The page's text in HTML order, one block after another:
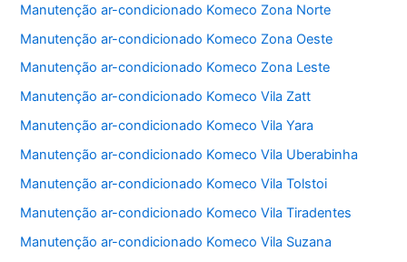
Manutenção ar-condicionado Komeco Zona Norte
Manutenção ar-condicionado Komeco Zona Oeste
Manutenção ar-condicionado Komeco Zona Leste
Manutenção ar-condicionado Komeco Vila Zatt
Manutenção ar-condicionado Komeco Vila Yara
Manutenção ar-condicionado Komeco Vila Uberabinha
Manutenção ar-condicionado Komeco Vila Tolstoi
Manutenção ar-condicionado Komeco Vila Tiradentes
Manutenção ar-condicionado Komeco Vila Suzana